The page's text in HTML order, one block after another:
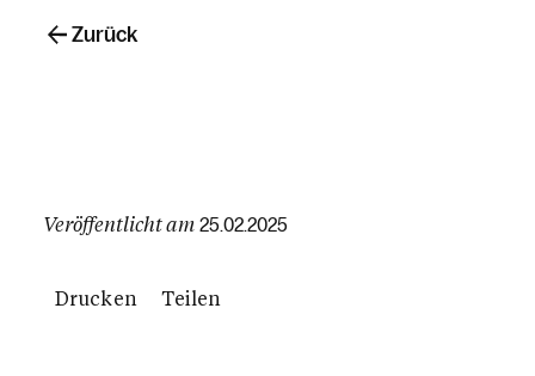
Veröffentlicht am 25.02.2025
Drucken Teilen
Zurück